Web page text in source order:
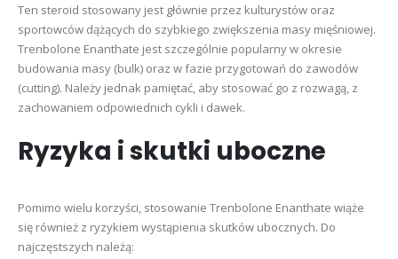
Ten steroid stosowany jest głównie przez kulturystów oraz
sportowców dążących do szybkiego zwiększenia masy mięśniowej.
Trenbolone Enanthate jest szczególnie popularny w okresie
budowania masy (bulk) oraz w fazie przygotowań do zawodów
(cutting). Należy jednak pamiętać, aby stosować go z rozwagą, z
zachowaniem odpowiednich cykli i dawek.
Ryzyka i skutki uboczne
Pomimo wielu korzyści, stosowanie Trenbolone Enanthate wiąże
się również z ryzykiem wystąpienia skutków ubocznych. Do
najczęstszych należą: